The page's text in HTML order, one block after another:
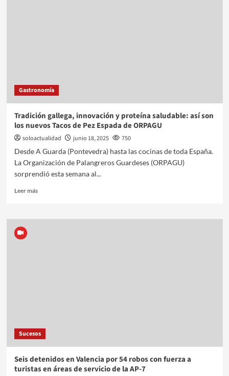
Gastronomía
Tradición gallega, innovación y proteína saludable: así son
los nuevos Tacos de Pez Espada de ORPAGU
soloactualidad junio 18, 2025
750
Desde A Guarda (Pontevedra) hasta las cocinas de toda España.
La Organización de Palangreros Guardeses (ORPAGU)
sorprendió esta semana al...
Leer más
Sucesos
Seis detenidos en Valencia por 54 robos con fuerza a
turistas en áreas de servicio de la AP-7